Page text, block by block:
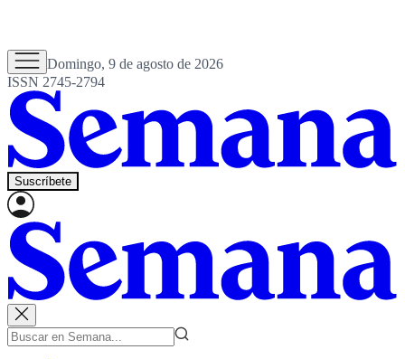
Domingo, 9 de agosto de 2026
ISSN 2745-2794
Suscríbete